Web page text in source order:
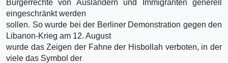
Bürgerrechte von Ausländern und Immigranten generell
eingeschränkt werden
sollen. So wurde bei der Berliner Demonstration gegen den
Libanon-Krieg am 12. August
wurde das Zeigen der Fahne der Hisbollah verboten, in der
viele das Symbol der